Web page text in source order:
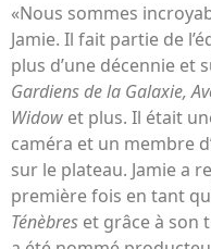
«Nous sommes
Jamie. Il fait partie de
plus d’une décennie et
Gardiens de la Galaxie,
Widow et plus. Il était
caméra et un membre
sur le plateau. Jamie a
première fois en tant
Ténèbres et grâce à son